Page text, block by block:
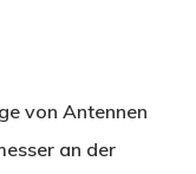
von Antennen
an der